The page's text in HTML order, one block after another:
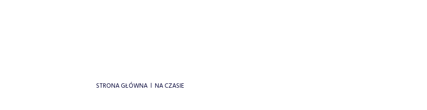
STRONA GŁÓWNA NA CZASIE